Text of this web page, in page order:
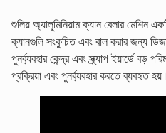
শুলিয় অ্যালুমিনিয়াম ক্যান বেলার মেশিন
ক্যানগুলি সংকুচিত এবং বাল করার জন্য
পুনর্ব্যবহার কেন্দ্র এবং স্ক্র্যাপ ইয়ার্ডে বড়
প্রক্রিয়া এবং পুনর্ব্যবহার করতে ব্যবহৃত হয়।